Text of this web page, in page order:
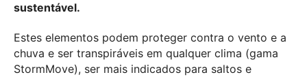
sustentável.
Estes elementos podem proteger contra o vento e a
chuva e ser transpiráveis em qualquer clima (gama
StormMove), ser mais indicados para saltos e